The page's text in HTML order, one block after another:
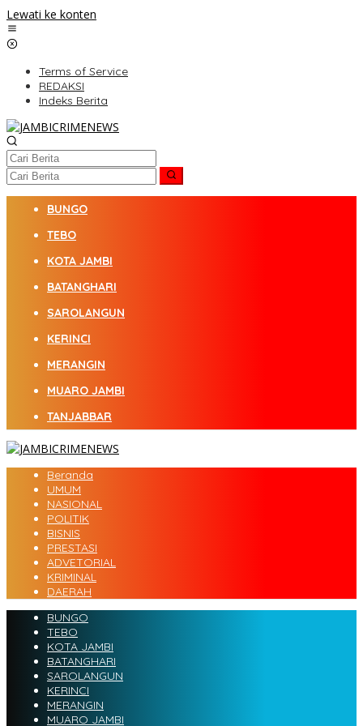
Lewati ke konten
Terms of Service
REDAKSI
Indeks Berita
BUNGO
TEBO
KOTA JAMBI
BATANGHARI
SAROLANGUN
KERINCI
MERANGIN
MUARO JAMBI
TANJABBAR
Beranda
UMUM
NASIONAL
POLITIK
BISNIS
PRESTASI
ADVETORIAL
KRIMINAL
DAERAH
BUNGO
TEBO
KOTA JAMBI
BATANGHARI
SAROLANGUN
KERINCI
MERANGIN
MUARO JAMBI